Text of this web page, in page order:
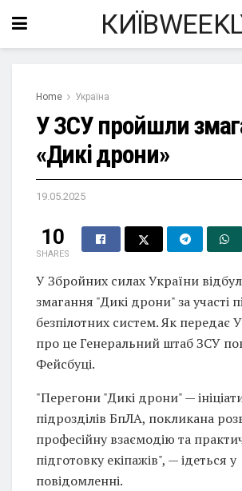
Home Україна
У ЗСУ пройшли
«Дикі дрони»
19.05.2025
10
SHARES
У Збройних силах України
змагання "Дикі дрони" за участі
безпілотних систем. Як передає
про це Генеральний штаб ЗСУ
Фейсбуці.
"Перегони "Дикі дрони" —
підрозділів БпЛА, покликана
професійну взаємодію та
підготовку екіпажів", — ідеться у
повідомленні.